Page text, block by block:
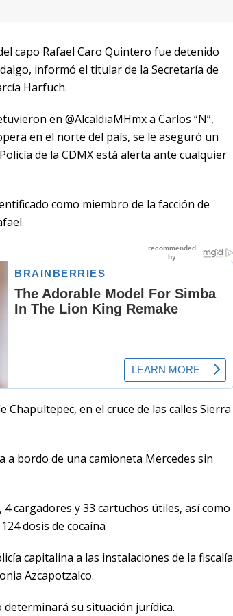
capo Rafael Caro Quintero fue detenido
informó el titular de la Secretaría de
Harfuch.
en @AlcaldiaMHmx a Carlos “N”,
en el norte del país, se le aseguró un
de la CDMX está alerta ante cualquier
como miembro de la facción de
en el cruce de las calles Sierra
a bordo de una camioneta Mercedes sin
cargadores y 33 cartuchos útiles, así como
dosis de cocaína
capitalina a las instalaciones de la fiscalía
Azcapotzalco.
su situación jurídica.